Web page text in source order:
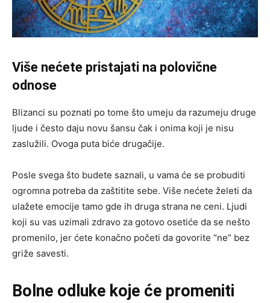
Više nećete pristajati na polovične
odnose
Blizanci su poznati po tome što umeju da razumeju druge
ljude i često daju novu šansu čak i onima koji je nisu
zaslužili. Ovoga puta biće drugačije.
Posle svega što budete saznali, u vama će se probuditi
ogromna potreba da zaštitite sebe. Više nećete želeti da
ulažete emocije tamo gde ih druga strana ne ceni. Ljudi
koji su vas uzimali zdravo za gotovo osetiće da se nešto
promenilo, jer ćete konačno početi da govorite “ne” bez
griže savesti.
Bolne odluke koje će promeniti